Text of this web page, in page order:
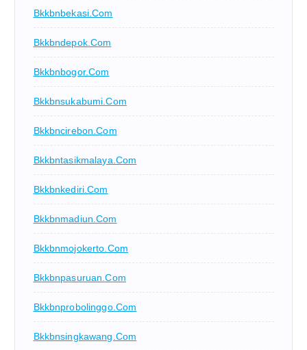
Bkkbnbekasi.com
Bkkbndepok.com
Bkkbnbogor.com
Bkkbnsukabumi.com
Bkkbncirebon.com
Bkkbntasikmalaya.com
Bkkbnkediri.com
Bkkbnmadiun.com
Bkkbnmojokerto.com
Bkkbnpasuruan.com
Bkkbnprobolinggo.com
Bkkbnsingkawang.com